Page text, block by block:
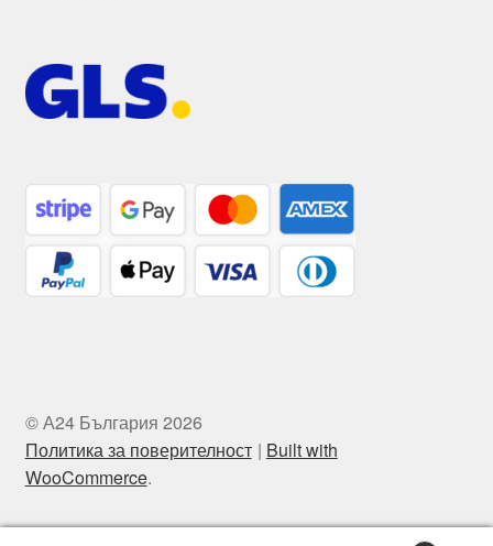
© А24 България 2026
Политика за поверителност
Built with
WooCommerce.